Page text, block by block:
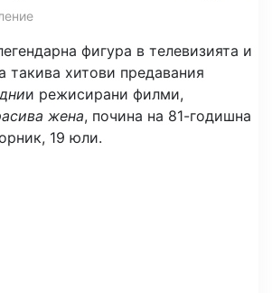
фигура в телевизията и
такива хитови предавания
и режисирани филми,
жена, почина на 81-годишна
19 юли.